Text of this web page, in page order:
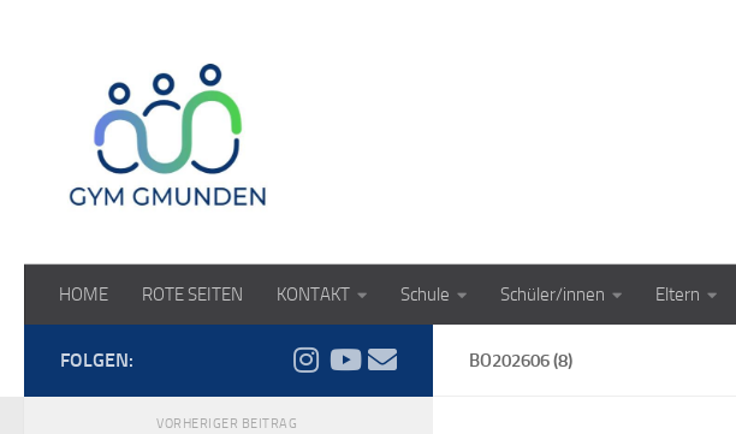
HOME ROTE SEITEN KONTAKT Schule Schüler/innen Eltern
BO202606 (8)
FOLGEN:
VORHERIGER BEITRAG